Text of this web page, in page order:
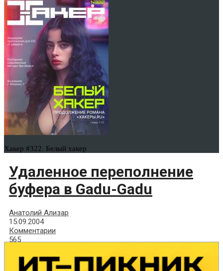
Хакер #322. Белый хакер
Удаленное переполнение
буфера в Gadu-Gadu
Анатолий Ализар
15.09.2004
Комментарии
565